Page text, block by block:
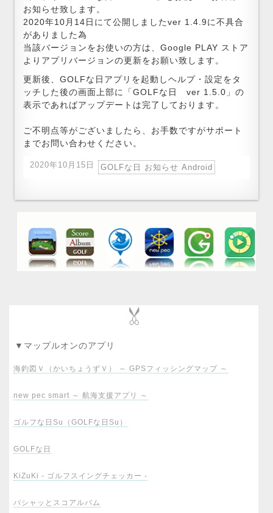
お知らせ致します。
2020年10月14日にて公開しましたver 1.4.9に不具合
がありました為
当該バージョンをお使いの方は、Google PLAY ストア
よりアプリバージョンの更新をお願い致します。
更新後、GOLFな日アプリを起動しヘルプ・設定をタ
ッチした後の画面上部に「GOLFな日 ver 1.5.0」の
表示であればアップデートは完了しております。
ご不明点等がございましたら、お手数ですがサポート
までお問い合わせください。
2020年10月15日 GOLFな日 お知らせ Android
▼マップルオンのアプリ
海釣図Ｖ（かいちょうずＶ） ～ GPSフィッシングマップ ～
new pec smart ～ 航海支援アプリ ～
ゴルフな日Su（GOLFな日Su）
GOLFな日
KiZuKi - ゴルフスイングチェッカー -
パシャッとスコアルバム